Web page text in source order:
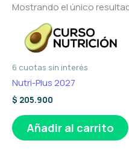
Mostrando el único
6 cuotas sin interés
Nutri-Plus 2027
$ 205.900
Añadir al carrito